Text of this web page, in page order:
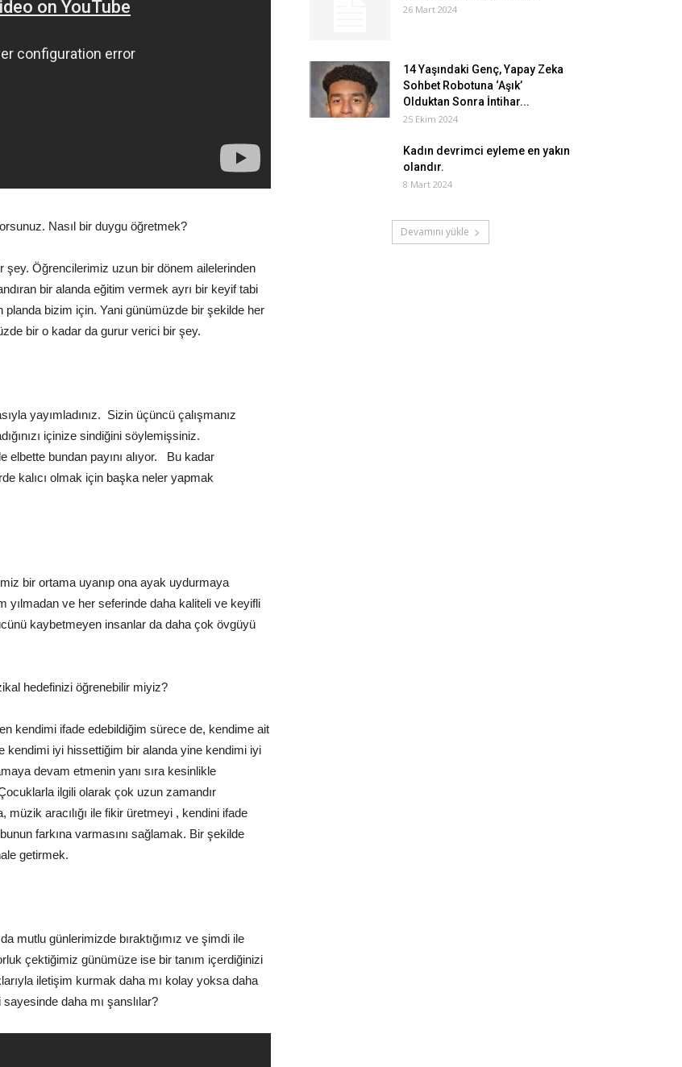
Nasıl bir duygu öğretmek?
şey. Öğrencilerimiz uzun bir dönem ailelerinden
bir alanda eğitim vermek ayrı bir keyif tabi
bizim için. Yani günümüzde bir şekilde her
bir o kadar da gurur verici bir şey.
yayımladınız. Sizin üçüncü çalışmanız
içinize sindiğini söylemişsiniz.
elbette bundan payını alıyor. Bu kadar
kalıcı olmak için başka neler yapmak
bir ortama uyanıp ona ayak uydurmaya
yılmadan ve her seferinde daha kaliteli ve keyifli
kaybetmeyen insanlar da daha çok övgüyü
hedefinizi öğrenebilir miyiz?
kendimi ifade edebildiğim sürece de, kendime ait
kendimi iyi hissettiğim bir alanda yine kendimi iyi
devam etmenin yanı sıra kesinlikle
ilgili olarak çok uzun zamandır
müzik aracılığı ile fikir üretmeyi , kendini ifade
farkına varmasını sağlamak. Bir şekilde
getirmek.
mutlu günlerimizde bıraktığımız ve şimdi ile
çektiğimiz günümüze ise bir tanım içerdiğinizi
iletişim kurmak daha mı kolay yoksa daha
daha mı şanslılar?
26 Mart 2024
14 Yaşındaki Genç, Yapay Zeka
Sohbet Robotuna ‘Aşık’
Olduktan Sonra İntihar...
25 Ekim 2024
Kadın devrimci eyleme en yakın
olandır.
8 Mart 2024
Devamını yükle